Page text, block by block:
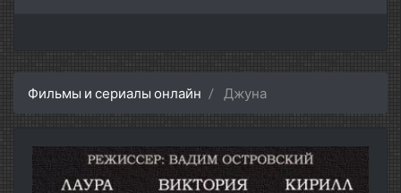
Фильмы и сериалы онлайн Джуна